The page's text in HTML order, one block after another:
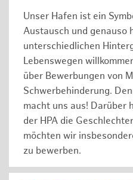
Unser Hafen ist ein
Austausch und genauso
unterschiedlichen
Lebenswegen
über Bewerbungen von
Schwerbehinderung.
macht uns aus! Darüber
der HPA die
möchten wir
zu bewerben.